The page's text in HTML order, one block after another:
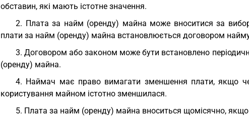
обставин, які мають істотне значення.
2. Плата за найм (оренду) майна може вноситися за
плати за найм (оренду) майна встановлюється договором
3. Договором або законом може бути встановлено
(оренду) майна.
4. Наймач має право вимагати зменшення плати, якщо
користування майном істотно зменшилася.
5. Плата за найм (оренду) майна вноситься щомісячно,